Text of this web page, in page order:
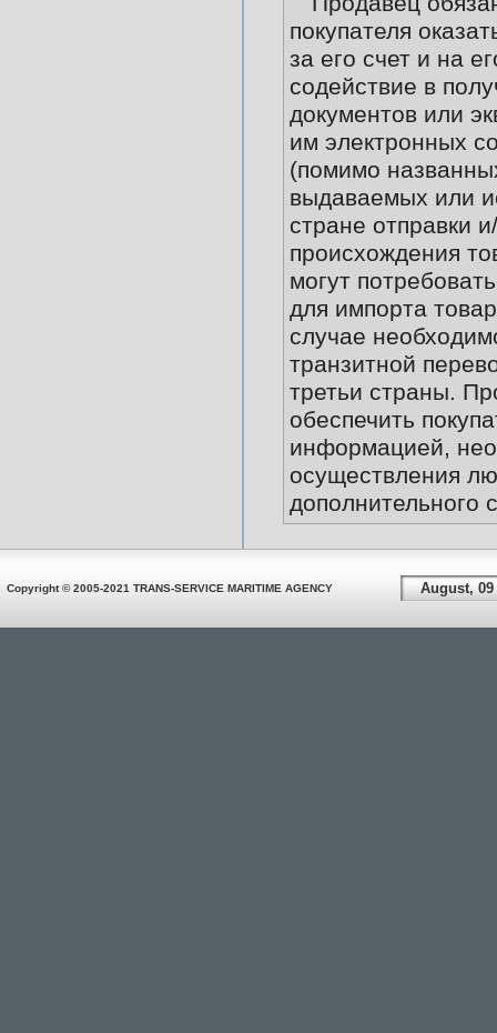
покупателя
за его счет и на
содействие в
документов или
им электронных
(помимо
выдаваемых или
стране отправки
происхождения
могут
для импорта
случае
транзитной
третьи страны.
обеспечить
информацией,
осуществления
дополнительного
Copyright © 2005-2021 TRANS-SERVICE MARITIME AGENCY August, 09